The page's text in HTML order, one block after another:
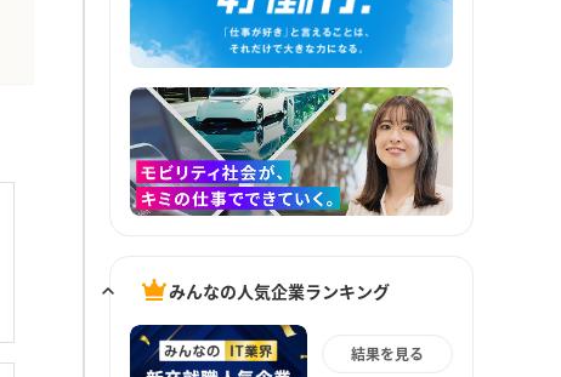
みんなの人気企業ランキング
結果を見る